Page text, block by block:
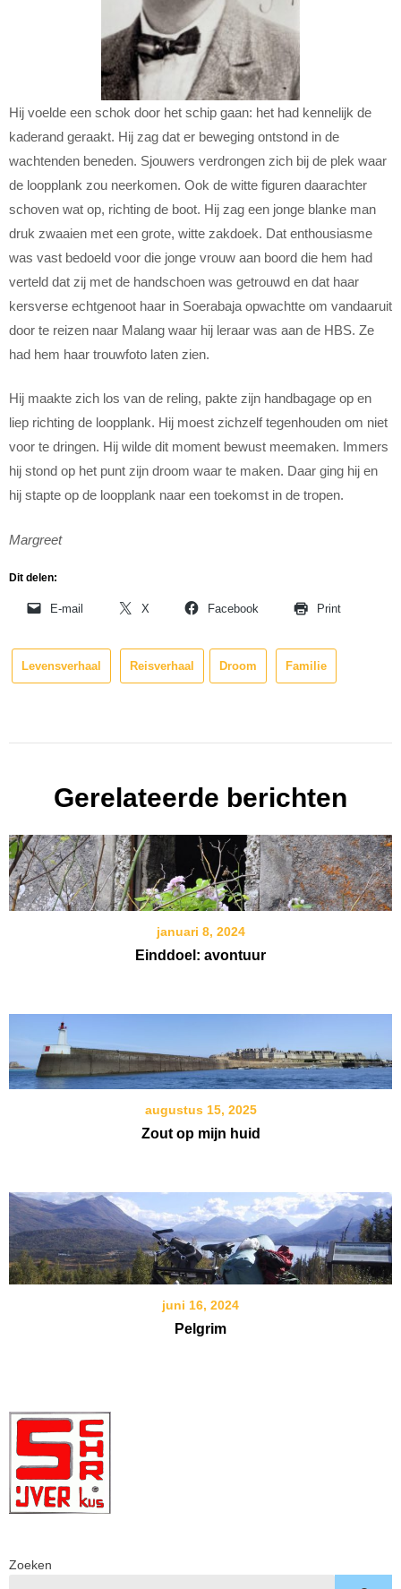
Hij voelde een schok door het schip gaan: het had kennelijk de
kaderand geraakt. Hij zag dat er beweging ontstond in de
wachtenden beneden. Sjouwers verdrongen zich bij de plek waar
de loopplank zou neerkomen. Ook de witte figuren daarachter
schoven wat op, richting de boot. Hij zag een jonge blanke man
druk zwaaien met een grote, witte zakdoek. Dat enthousiasme
was vast bedoeld voor die jonge vrouw aan boord die hem had
verteld dat zij met de handschoen was getrouwd en dat haar
kersverse echtgenoot haar in Soerabaja opwachtte om vandaaruit
door te reizen naar Malang waar hij leraar was aan de HBS. Ze
had hem haar trouwfoto laten zien.
Hij maakte zich los van de reling, pakte zijn handbagage op en
liep richting de loopplank. Hij moest zichzelf tegenhouden om niet
voor te dringen. Hij wilde dit moment bewust meemaken. Immers
hij stond op het punt zijn droom waar te maken. Daar ging hij en
hij stapte op de loopplank naar een toekomst in de tropen.
Margreet
Dit delen:
E-mail X Facebook Print
Levensverhaal Reisverhaal Droom Familie
Gerelateerde berichten
januari 8, 2024
Einddoel: avontuur
augustus 15, 2025
Zout op mijn huid
juni 16, 2024
Pelgrim
Zoeken